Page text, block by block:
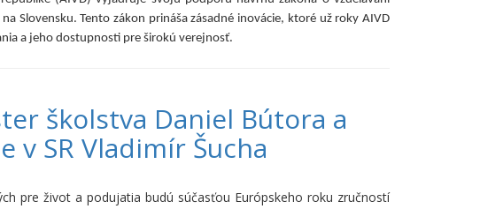
Slovensku. Tento zákon prináša zásadné inovácie, ktoré už roky AIVD
a jeho dostupnosti pre širokú verejnosť.
školstva Daniel Bútora a
v SR Vladimír Šucha
pre život a podujatia budú súčasťou Európskeho roku zručností